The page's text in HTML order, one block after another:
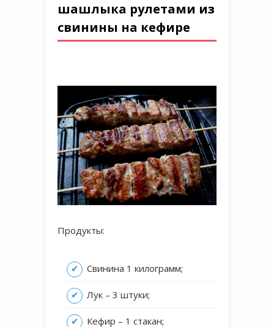
шашлыка рулетами из
свинины на кефире
Продукты:
Свинина 1 килограмм;
Лук – 3 штуки;
Кефир – 1 стакан;